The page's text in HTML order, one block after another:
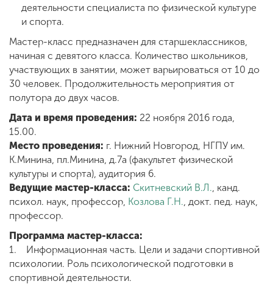
Сведения об
образовательной
ENG SPN CHI
Приемная
комиссия
+7 (831) 262-26-20
деятельности специалиста по физической культуре
и спорта.
Мастер-класс предназначен для старшеклассников,
начиная с девятого класса. Количество школьников,
участвующих в занятии, может варьироваться от 10 до
30 человек. Продолжительность мероприятия от
полутора до двух часов.
Дата и время проведения: 22 ноября 2016 года,
15.00.
Место проведения: г. Нижний Новгород, НГПУ им.
К.Минина, пл.Минина, д.7а (факультет физической
культуры и спорта), аудитория 6.
Ведущие мастер-класса: Скитневский В.Л., канд.
психол. наук, профессор, Козлова Г.Н., докт. пед. наук,
профессор.
Программа мастер-класса:
1. Информационная часть. Цели и задачи спортивной
психологии. Роль психологической подготовки в
спортивной деятельности.